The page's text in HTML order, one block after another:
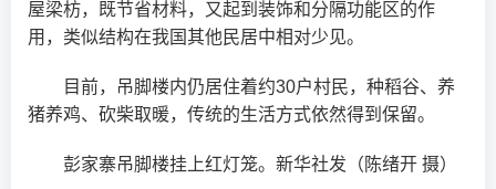
屋梁枋，既节省材料，又起到装饰和分隔功能区的作
用，类似结构在我国其他民居中相对少见。
目前，吊脚楼内仍居住着约30户村民，种稻谷、养
猪养鸡、砍柴取暖，传统的生活方式依然得到保留。
彭家寨吊脚楼挂上红灯笼。新华社发（陈绪开 摄）